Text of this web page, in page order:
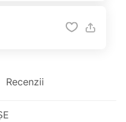
Recenzii